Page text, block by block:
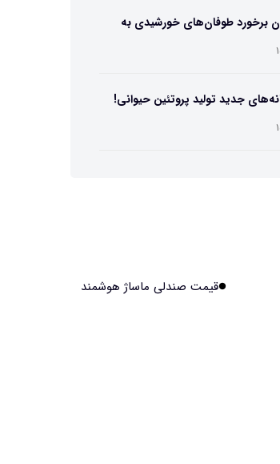
برخورد طوفان‌های خورشیدی به
جدید تولید پروتئین حیوانی!
را متفاوت می بینند؟
قیمت صندلی ماساژ هوشمند